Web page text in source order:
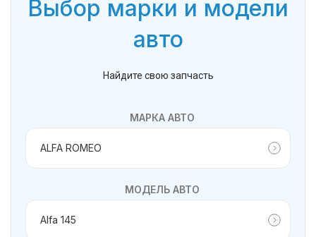
Выбор марки и модели
авто
Найдите свою запчасть
МАРКА АВТО
МОДЕЛЬ АВТО